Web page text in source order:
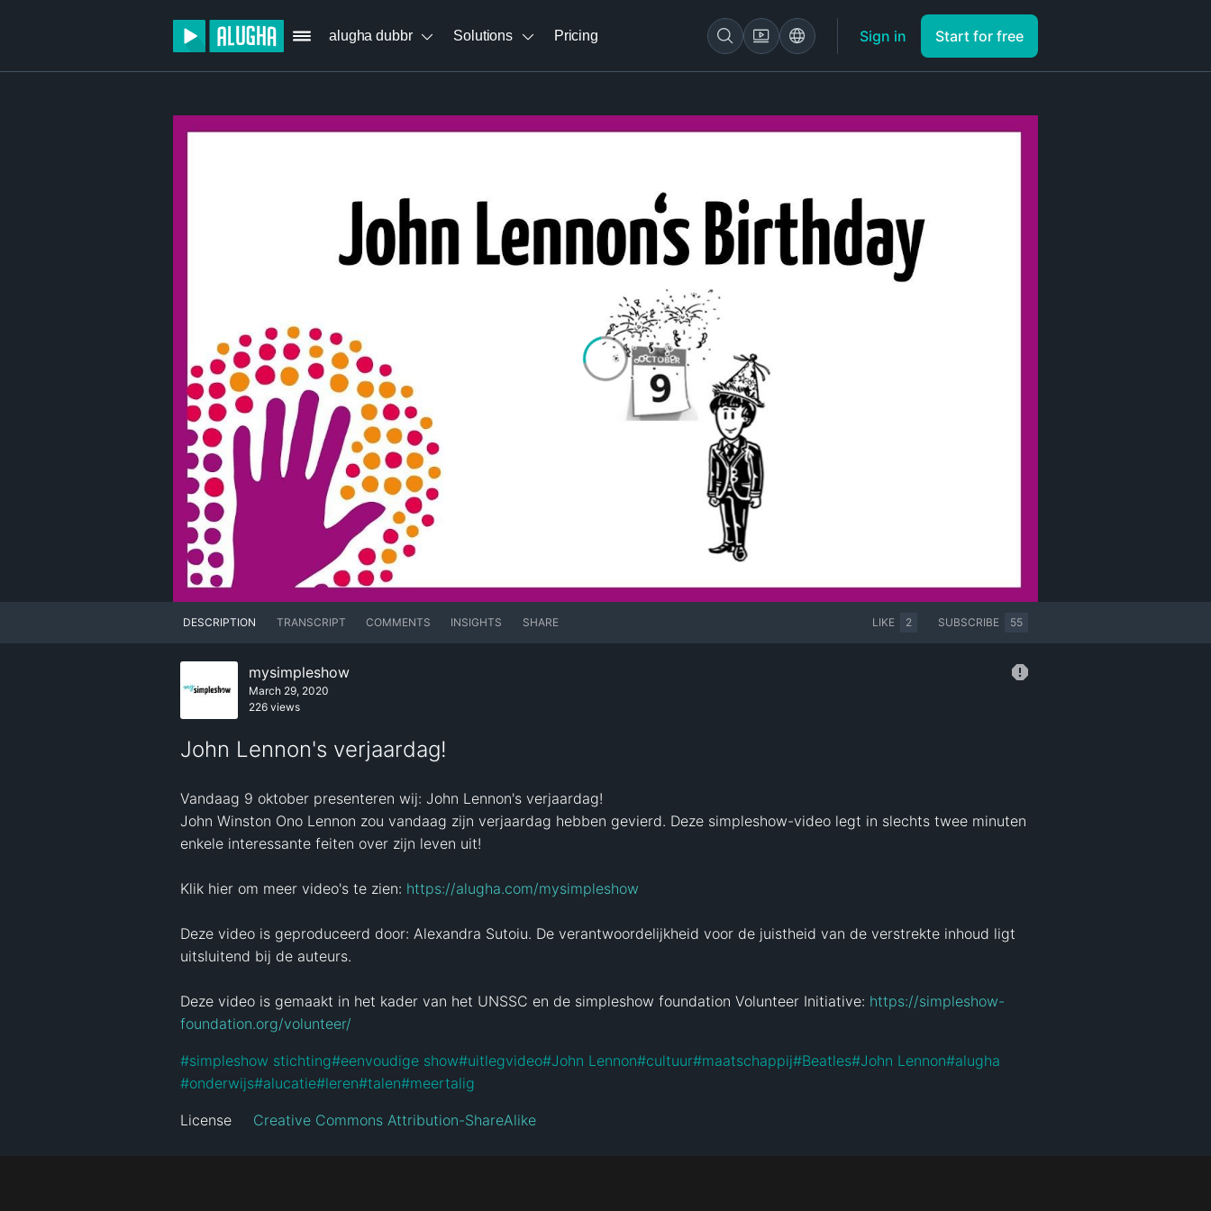
alugha dubbr Solutions Pricing Sign in Start for free
DESCRIPTION TRANSCRIPT COMMENTS INSIGHTS SHARE LIKE 2 SUBSCRIBE 55
mysimpleshow
March 29, 2020
226 views
John Lennon's verjaardag!
Vandaag 9 oktober presenteren wij: John Lennon's verjaardag!
John Winston Ono Lennon zou vandaag zijn verjaardag hebben gevierd. Deze simpleshow-video legt in slechts twee minuten
enkele interessante feiten over zijn leven uit!
Klik hier om meer video's te zien: https://alugha.com/mysimpleshow
Deze video is geproduceerd door: Alexandra Sutoiu. De verantwoordelijkheid voor de juistheid van de verstrekte inhoud ligt
uitsluitend bij de auteurs.
Deze video is gemaakt in het kader van het UNSSC en de simpleshow foundation Volunteer Initiative: https://simpleshow-
foundation.org/volunteer/
#simpleshow stichting#eenvoudige show#uitlegvideo#John Lennon#cultuur#maatschappij#Beatles#John Lennon#alugha
#onderwijs#alucatie#leren#talen#meertalig
License Creative Commons Attribution-ShareAlike